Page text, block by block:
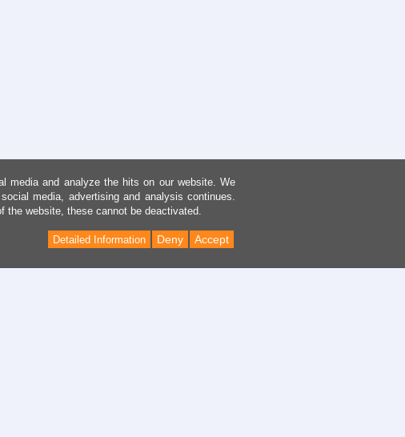
media and analyze the hits on our website. We
media, advertising and analysis continues.
the website, these cannot be deactivated.
Accept
Deny
Detailed Information